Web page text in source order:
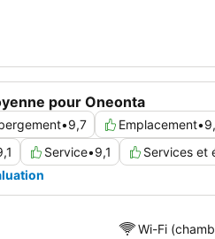
pour Oneonta
•9,7 Emplacement•
Service•9,1 Services et
Wi-Fi